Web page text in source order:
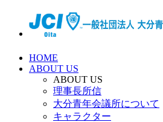
HOME
ABOUT US
ABOUT US
理事長所信
大分青年会議所について
キャラクター